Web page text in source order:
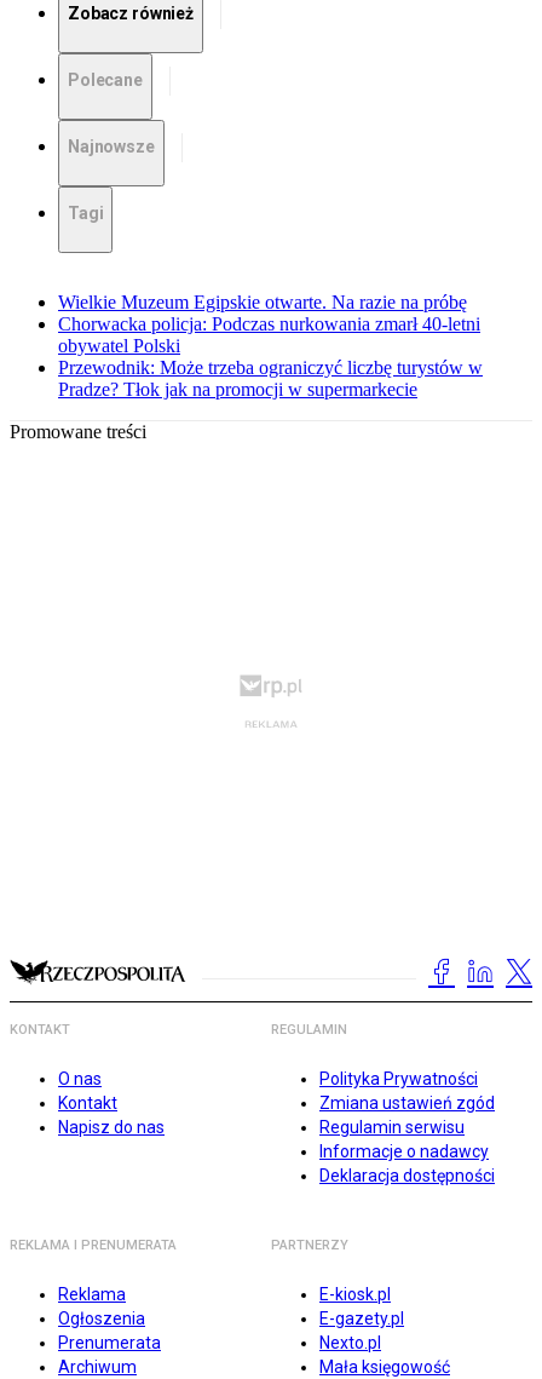
Zobacz również
Polecane
Najnowsze
Tagi
Wielkie Muzeum Egipskie otwarte. Na razie na próbę
Chorwacka policja: Podczas nurkowania zmarł 40-letni
obywatel Polski
Przewodnik: Może trzeba ograniczyć liczbę turystów w
Pradze? Tłok jak na promocji w supermarkecie
Promowane treści
KONTAKT
O nas
Kontakt
Napisz do nas
REGULAMIN
Polityka Prywatności
Zmiana ustawień zgód
Regulamin serwisu
Informacje o nadawcy
Deklaracja dostępności
REKLAMA I PRENUMERATA
Reklama
Ogłoszenia
Prenumerata
Archiwum
PARTNERZY
E-kiosk.pl
E-gazety.pl
Nexto.pl
Mała księgowość